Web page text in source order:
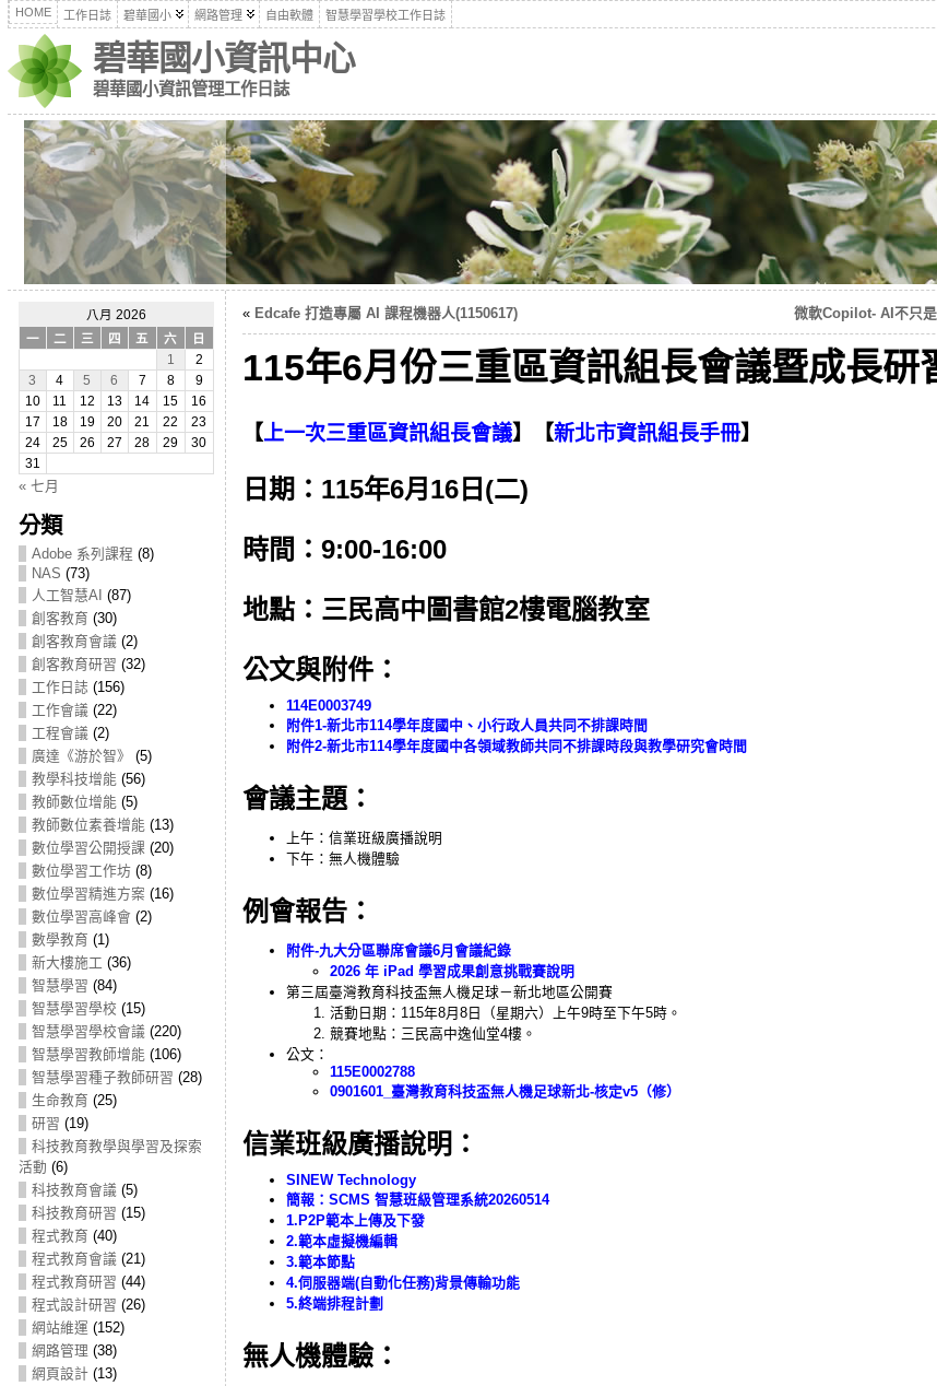
HOME 工作日誌 碧華國小 網路管理 自由軟體 智慧學習學校工作日誌
碧華國小資訊中心
碧華國小資訊管理工作日誌
八月 2026
一
二 三 四 五 六
日
1
2
3
4 5 6 7 8
9
10
11 12 13 14 15
16
17
18 19 20 21 22
23
24
25 26 27 28 29
30
31
« 七月
分類
Adobe 系列課程 (8)
NAS (73)
人工智慧AI (87)
創客教育 (30)
創客教育會議 (2)
創客教育研習 (32)
工作日誌 (156)
工作會議 (22)
工程會議 (2)
廣達《游於智》
(5)
教學科技增能(56)
教師數位增能(5)
教師數位素養增能(13)
數位學習公開授課 (20)
數位學習工作坊(8)
數位學習精進方案 (16)
數位學習高峰會 (2)
數學教育 (1)
新大樓施工 (36)
智慧學習 (84)
智慧學習學校 (15)
智慧學習學校會議 (220)
智慧學習教師增能(106)
智慧學習種子教師研習 (28)
生命教育 (25)
研習 (19)
科技教育教學與學習及探索
活動 (6)
科技教育會議 (5)
科技教育研習 (15)
程式教育 (40)
程式教育會議 (21)
程式教育研習 (44)
程式設計研習 (26)
網站維運 (152)
網路管理 (38)
網頁設計(13)
« Edcafe 打造專屬 AI 課程機器人(1150617) 微軟Copilot- AI不只
115年6月份三重區資訊組長會議暨成長研
【上一次三重區資訊組長會議】【新北市資訊組長手冊】
日期：115年6月16日(二)
時間：9:00-16:00
地點：三民高中圖書館2樓電腦教室
公文與附件：
114E0003749
附件1-新北市114學年度國中、小行政人員共同不排課時間
附件2-新北市114學年度國中各領域教師共同不排課時段與教學研究會時間
會議主題：
上午：信業班級廣播說明
下午：無人機體驗
例會報告：
附件-九大分區聯席會議6月會議紀錄
2026 年 iPad 學習成果創意挑戰賽說明
第三屆臺灣教育科技盃無人機足球－新北地區公開賽
活動日期：115年8月8日（星期六）上午9時至下午5時。
競賽地點：三民高中逸仙堂4樓。
公文：
115E0002788
0901601_臺灣教育科技盃無人機足球新北-核定v5（修）
信業班級廣播說明：
SINEW Technology
簡報： SCMS 智慧班級管理系統20260514
1.P2P範本上傳及下發
2.範本虛擬機編輯
3.範本節點
4.伺服器端(自動化任務)背景傳輸功能
5.終端排程計劃
無人機體驗：